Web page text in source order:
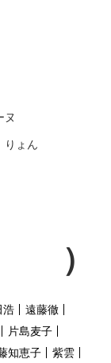
りょん
浩
遠藤徹
片島麦子
知恵子
紫雲